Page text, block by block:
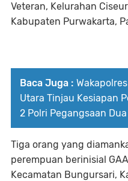
Veteran, Kelurahan
Kabupaten Purwakarta,
Baca Juga :
Utara Tinjau Kesiapan
2 Polri Pegangsaan Dua
Tiga orang yang
perempuan berinisial
Kecamatan Bungursari,